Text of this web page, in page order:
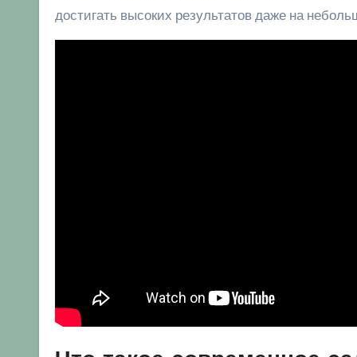
достигать высоких результатов даже на